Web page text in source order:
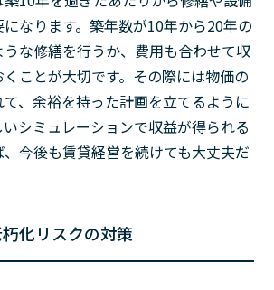
なります。築年数が10年から20年の
な修繕を行うか、費用も合わせて収
ことが大切です。その際には物価の
、余裕を持った計画を立てるように
シミュレーションで収益が得られる
今後も賃貸経営を続けても大丈夫だ
化リスクの対策